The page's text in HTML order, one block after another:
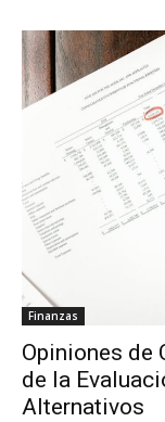
Finanzas
Opiniones de
de la
Alternativos